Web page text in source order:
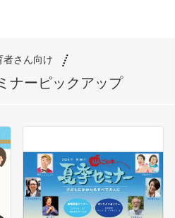
者さん向け
ナーピックアップ